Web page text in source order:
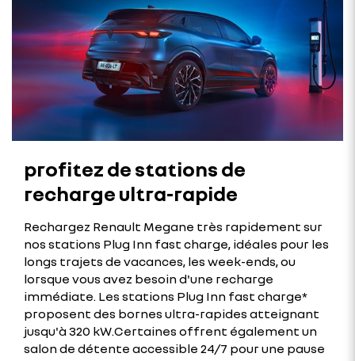
profitez de stations de
recharge ultra-rapide
Rechargez Renault Megane très rapidement sur
nos stations Plug Inn fast charge, idéales pour les
longs trajets de vacances, les week-ends, ou
lorsque vous avez besoin d'une recharge
immédiate. Les stations Plug Inn fast charge*
proposent des bornes ultra-rapides atteignant
jusqu'à 320 kW.Certaines offrent également un
salon de détente accessible 24/7 pour une pause